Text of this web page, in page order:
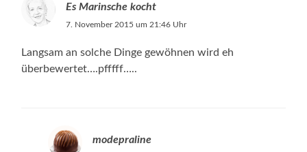
Es Marinsche kocht
7. November 2015 um 21:46 Uhr
Langsam an solche Dinge gewöhnen wird eh
überbewertet….pfffff…..
modepraline